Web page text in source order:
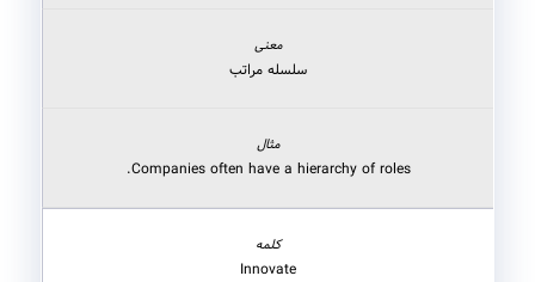
سلسله مراتب
Companies often have a hierarchy of roles.
Innovate